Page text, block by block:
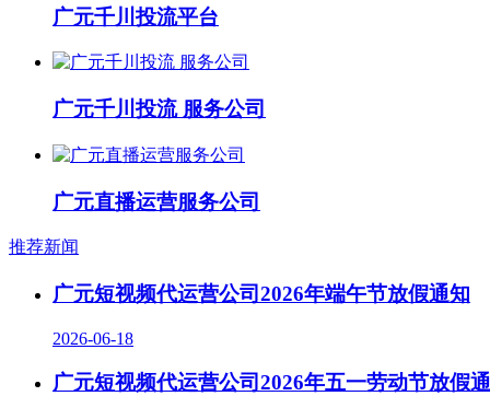
广元千川投流平台
广元千川投流 服务公司
广元直播运营服务公司
推荐新闻
广元短视频代运营公司2026年端午节放假通知
2026-06-18
广元短视频代运营公司2026年五一劳动节放假